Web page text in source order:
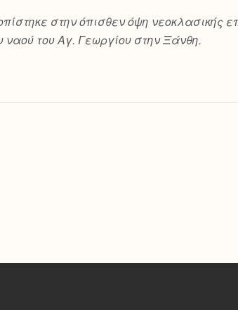
στην όπισθεν όψη νεοκλασικής
ναού του Αγ. Γεωργίου στην Ξάνθη.